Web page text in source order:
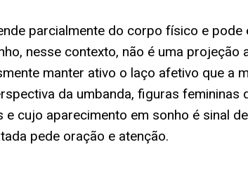
parcialmente do corpo físico e
nesse contexto, não é uma projeção
manter ativo o laço afetivo que a
da umbanda, figuras femininas
cujo aparecimento em sonho é sinal
pede oração e atenção.